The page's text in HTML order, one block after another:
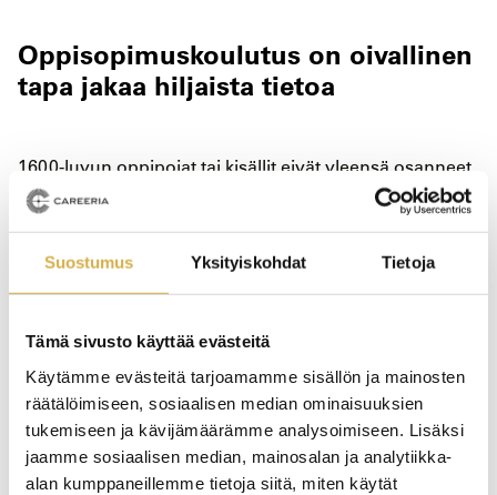
Suostumus Yksityiskohdat Tietoja
Tämä sivusto käyttää evästeitä
Käytämme evästeitä tarjoamamme sisällön ja mainosten
räätälöimiseen, sosiaalisen median ominaisuuksien
tukemiseen ja kävijämäärämme analysoimiseen. Lisäksi
jaamme sosiaalisen median, mainosalan ja analytiikka-
alan kumppaneillemme tietoja siitä, miten käytät
Oppisopimuskoulutus on oivallinen
tapa jakaa hiljaista tietoa
1600-luvun oppipojat tai kisällit eivät yleensä osanneet
lukea, saati kirjoittaa. Oppiminen tapahtui pelkästään
oppisopimuskoulutuskin on pääasiallisesti työpaikalla
saada työpaikkaohjaajaltaan hiljaista tietoa, joka on
ensimmäisen kerran määritelty vasta vuonna 1966
Michael Polanyin toimesta: ”Me tiedämme enemmän
kuin osaamme kertoa”. Toisten hiljaisen tiedon
tutkijoiden eli Nonakan & Takeuchin mukaan
oppisopimuskoulutus tarjoaa opiskelijoille